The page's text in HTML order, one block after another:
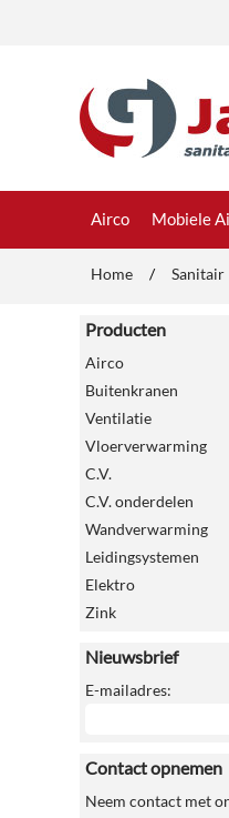
Airco Mobiele
Home / Sanitair
Producten
Airco
Buitenkranen
Ventilatie
Vloerverwarming
C.V.
C.V. onderdelen
Wandverwarming
Leidingsystemen
Elektro
Zink
Nieuwsbrief
E-mailadres:
Contact opnemen
Neem contact met